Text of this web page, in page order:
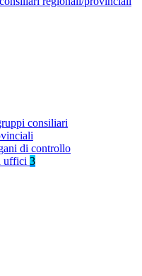
consiliari
di controllo
uffici 3